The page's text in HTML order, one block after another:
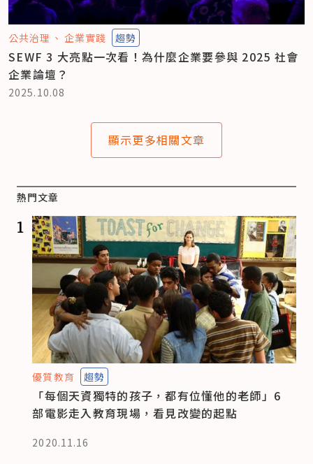
公共治理 企業實踐 趨勢
SEWF 3 大亮點一次看！為什麼企業要參與 2025 社會
企業論壇？
2025.10.08
顯示更多相關文章
熱門文章
1
優質教育 趨勢
「每個天資獨特的孩子，都有位懂他的老師」6
部電影走入教育現場，看見改變的起點
2020.11.16